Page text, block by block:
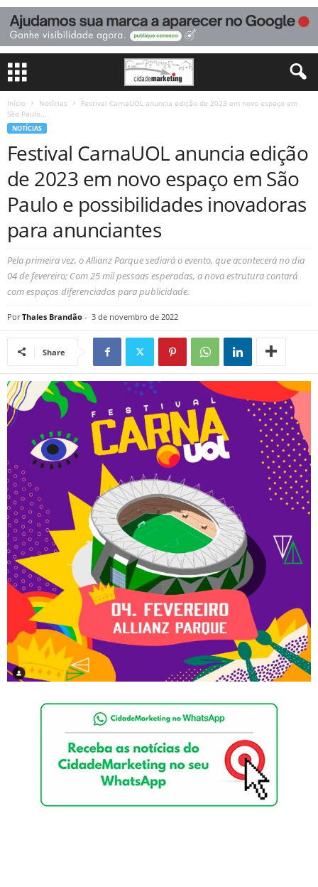
Início Notícias
Festival CarnaUOL anuncia edição de 2023 em novo espaço em
São Paulo...
NOTÍCIAS
Festival CarnaUOL anuncia edição
de 2023 em novo espaço em São
Paulo e possibilidades inovadoras
para anunciantes
Pela primeira vez, o Allianz Parque sediará o evento, que acontecerá no dia
04 de fevereiro; Com 25 mil pessoas esperadas, a nova estrutura contará
com espaços diferenciados para publicidade.
Por Thales Brandão - 3 de novembro de 2022
Share